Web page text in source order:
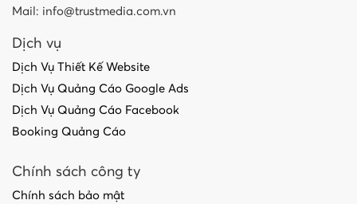
Mail: info@trustmedia.com.vn
Dịch vụ
Dịch Vụ Thiết Kế Website
Dịch Vụ Quảng Cáo Google Ads
Dịch Vụ Quảng Cáo Facebook
Booking Quảng Cáo
Chính sách công ty
Chính sách bảo mật